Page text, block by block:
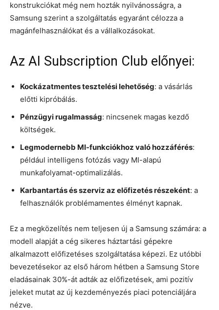
konstrukciókat még nem hozták nyilvánosságra, a
Samsung szerint a szolgáltatás egyaránt célozza a
magánfelhasználókat és a vállalkozásokat.
Az AI Subscription Club előnyei:
Kockázatmentes tesztelési lehetőség: a vásárlás
előtti kipróbálás.
Pénzügyi rugalmasság: nincsenek magas kezdő
költségek.
Legmodernebb MI-funkciókhoz való hozzáférés:
például intelligens fotózás vagy MI-alapú
munkafolyamat-optimalizálás.
Karbantartás és szerviz az előfizetés részeként: a
felhasználók problémamentes élményt kapnak.
Ez a megközelítés nem teljesen új a Samsung számára: a
modell alapját a cég sikeres háztartási gépekre
alkalmazott előfizetéses szolgáltatása képezi. Ez utóbbi
bevezetésekor az első három hétben a Samsung Store
eladásainak 30%-át adták az előfizetések, ami pozitív
jeleket mutat az új kezdeményezés piaci potenciáljára
nézve.